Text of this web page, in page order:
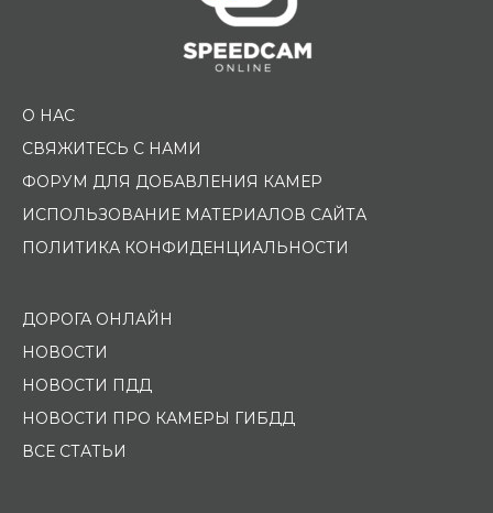
О НАС
СВЯЖИТЕСЬ С НАМИ
ФОРУМ ДЛЯ ДОБАВЛЕНИЯ КАМЕР
ИСПОЛЬЗОВАНИЕ МАТЕРИАЛОВ САЙТА
ПОЛИТИКА КОНФИДЕНЦИАЛЬНОСТИ
ДОРОГА ОНЛАЙН
НОВОСТИ
НОВОСТИ ПДД
НОВОСТИ ПРО КАМЕРЫ ГИБДД
ВСЕ СТАТЬИ